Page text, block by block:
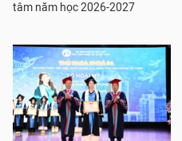
tâm năm học 2026-2027